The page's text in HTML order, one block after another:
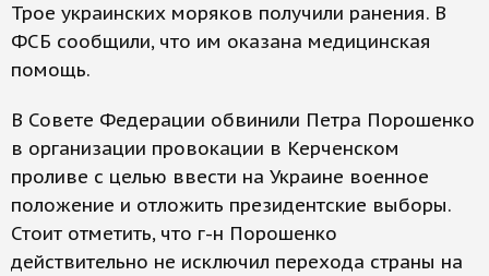
Трое украинских моряков получили ранения. В
ФСБ сообщили, что им оказана медицинская
помощь.
В Совете Федерации обвинили Петра Порошенко
в организации провокации в Керченском
проливе с целью ввести на Украине военное
положение и отложить президентские выборы.
Стоит отметить, что г-н Порошенко
действительно не исключил перехода страны на